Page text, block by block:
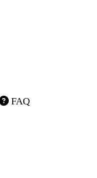
FAQ